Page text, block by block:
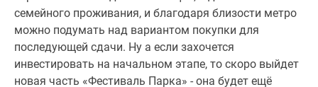
семейного проживания, и благодаря близости метро
можно подумать над вариантом покупки для
последующей сдачи. Ну а если захочется
инвестировать на начальном этапе, то скоро выйдет
новая часть «Фестиваль Парка» - она будет ещё